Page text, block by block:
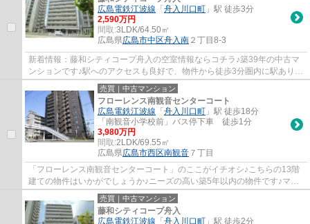
広島電鉄江波線 「 舟入川口町 」駅 徒歩3分
2,590万円
間取:3LDK/64.50㎡
広島県広島市中区舟入南 ２丁目8-3
新着情報：藤和シティコープ舟入の空室情報ならコチラ♪築39年の中古マ
ンションです♪駅へのアクセスも良好で、物件から徒歩3分圏内に駅あり♪
不動産のことで確認したいことがあるなら、...
売買｜中古マンション
フローレンス南観音センターコート
広島電鉄江波線 「 舟入川口町 」駅 徒歩18分
「南観音小学校前」バス停下車 徒歩1分
3,980万円
間取:2LDK/69.55㎡
広島県広島市西区南観音 ７丁目
「フローレンス南観音センターコート」のここがイチオシ♪こちらの13階
建ての物件はいかがでしょうか♪ニーズの高い築5年以内の物件です♪マン
ションにどんな人が住んでいるのかも中古マ...
売買｜中古マンション
藤和シティコープ舟入
広島電鉄江波線 「 舟入川口町 」駅 徒歩2分